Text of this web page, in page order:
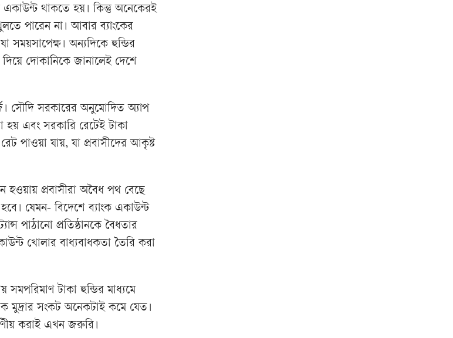
একাউন্ট থাকতে হয়। কিন্তু অনেকেরই
পারেন না। আবার ব্যাংকের
সময়সাপেক্ষ। অন্যদিকে হুন্ডির
দোকানিকে জানালেই দেশে
সৌদি সরকারের অনুমোদিত অ্যাপ
হয় এবং সরকারি রেটেই টাকা
পাওয়া যায়, যা প্রবাসীদের আকৃষ্ট
হওয়ায় প্রবাসীরা অবৈধ পথ বেছে
যেমন- বিদেশে ব্যাংক একাউন্ট
পাঠানো প্রতিষ্ঠানকে বৈধতার
খোলার বাধ্যবাধকতা তৈরি করা
টাকা হুন্ডির মাধ্যমে
সংকট অনেকটাই কমে যেত।
করাই এখন জরুরি।